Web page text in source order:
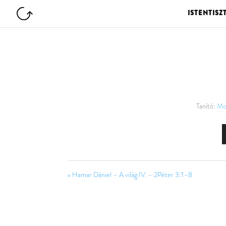
Tanító:
« Hamar Dániel – A világ IV. – 2Péter 3:1–8